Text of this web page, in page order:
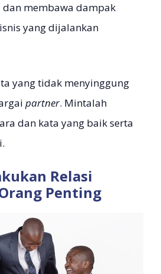
membawa dampak
yang dijalankan
yang tidak menyinggung
partner. Mintalah
dan kata yang baik serta
Relasi
Penting